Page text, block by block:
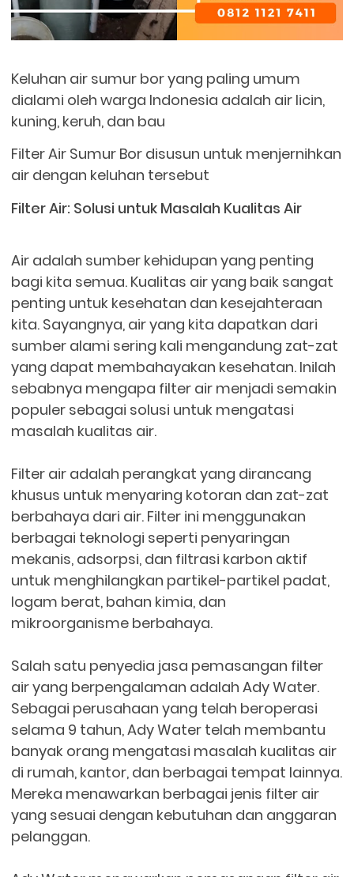
Keluhan air sumur bor yang paling umum
dialami oleh warga Indonesia adalah air licin,
kuning, keruh, dan bau
Filter Air Sumur Bor disusun untuk menjernihkan
air dengan keluhan tersebut
Filter Air: Solusi untuk Masalah Kualitas Air
Air adalah sumber kehidupan yang penting
bagi kita semua. Kualitas air yang baik sangat
penting untuk kesehatan dan kesejahteraan
kita. Sayangnya, air yang kita dapatkan dari
sumber alami sering kali mengandung zat-zat
yang dapat membahayakan kesehatan. Inilah
sebabnya mengapa filter air menjadi semakin
populer sebagai solusi untuk mengatasi
masalah kualitas air.
Filter air adalah perangkat yang dirancang
khusus untuk menyaring kotoran dan zat-zat
berbahaya dari air. Filter ini menggunakan
berbagai teknologi seperti penyaringan
mekanis, adsorpsi, dan filtrasi karbon aktif
untuk menghilangkan partikel-partikel padat,
logam berat, bahan kimia, dan
mikroorganisme berbahaya.
Salah satu penyedia jasa pemasangan filter
air yang berpengalaman adalah Ady Water.
Sebagai perusahaan yang telah beroperasi
selama 9 tahun, Ady Water telah membantu
banyak orang mengatasi masalah kualitas air
di rumah, kantor, dan berbagai tempat lainnya.
Mereka menawarkan berbagai jenis filter air
yang sesuai dengan kebutuhan dan anggaran
pelanggan.